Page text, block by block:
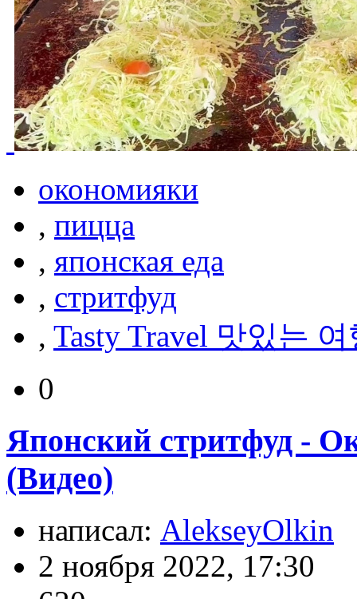
окономияки
, пицца
, японская еда
, стритфуд
, Tasty Travel 맛있는 여
0
Японский стритфуд -
(Видео)
написал: AlekseyOlkin
2 ноября 2022, 17:30